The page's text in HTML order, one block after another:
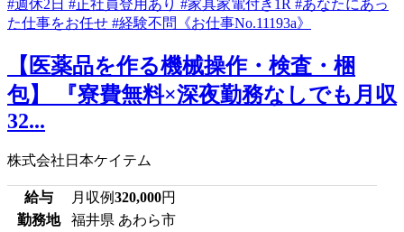
【医薬品を作る機械操作・検査・梱
包】 『寮費無料×深夜勤務なしでも月収
32...
株式会社日本ケイテム
給与 月収例320,000円
勤務地
福井県 あわら市